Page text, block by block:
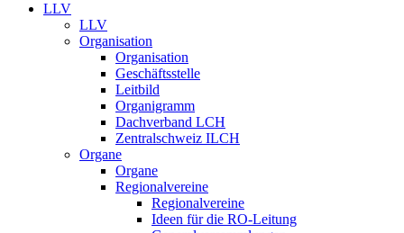
LLV
LLV
Organisation
Organisation
Geschäftsstelle
Leitbild
Organigramm
Dachverband LCH
Zentralschweiz ILCH
Organe
Organe
Regionalvereine
Regionalvereine
Ideen für die RO-Leitung